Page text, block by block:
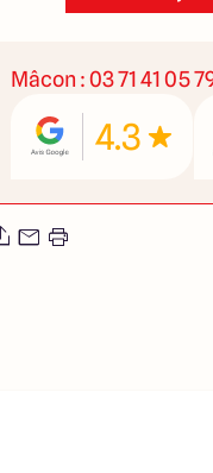
Mâcon : 03 71 41 05
4.3